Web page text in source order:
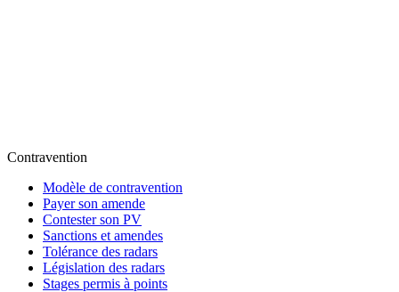
Contravention
Modèle de contravention
Payer son amende
Contester son PV
Sanctions et amendes
Tolérance des radars
Législation des radars
Stages permis à points